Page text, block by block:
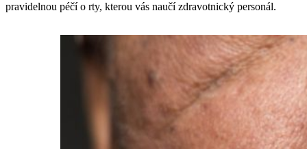
pravidelnou péčí o rty, kterou vás naučí zdravotnický personál.